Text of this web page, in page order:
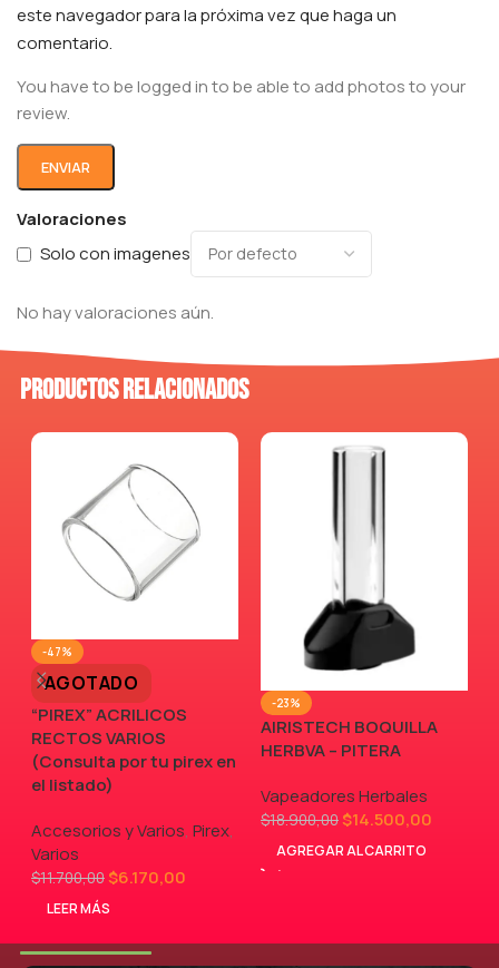
Valoraciones
Solo con imagenes
No hay valoraciones aún.
este navegador para la próxima vez que haga un
comentario.
You have to be logged in to be able to add photos to your
review.
Productos relacionados
-47%
AGOTADO
“PIREX” ACRILICOS
RECTOS VARIOS
(Consulta por tu pirex en
el listado)
Accesorios y Varios, Pirex,
Varios
$11.700,00$6.170,00
LEER MÁS
-23%
AIRISTECH BOQUILLA
HERBVA – PITERA
Vapeadores Herbales
$18.900,00$14.500,00
AGREGAR AL CARRITO